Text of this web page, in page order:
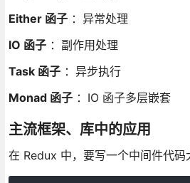
Either 函子：异常处理
IO 函子：副作用处理
Task 函子：异步执行
Monad 函子：IO 函子多层嵌套
主流框架、库中的应用
在 Redux 中，要写一个中间件代码